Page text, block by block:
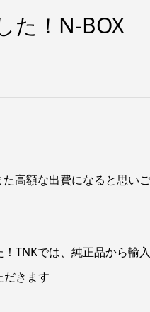
た！N-BOX
高額な出費になると思いご
TNKでは、純正品から輸入
だきます